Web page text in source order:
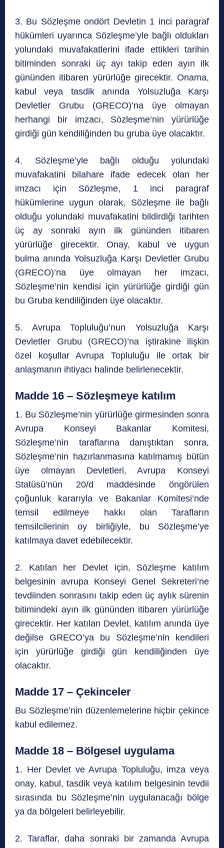
3. Bu Sözleşme ondört Devletin 1 inci paragraf
hükümleri uyarınca Sözleşme’yle bağlı oldukları
yolundaki muvafakatlerini ifade ettikleri tarihin
bitiminden sonraki üç ayı takip eden ayın ilk
gününden itibaren yürürlüğe girecektir. Onama,
kabul veya tasdik anında Yolsuzluğa Karşı
Devletler Grubu (GRECO)’na üye olmayan
herhangi bir imzacı, Sözleşme’nin yürürlüğe
girdiği gün kendiliğinden bu gruba üye olacaktır.
4. Sözleşme’yle bağlı olduğu yolundaki
muvafakatini bilahare ifade edecek olan her
imzacı için Sözleşme, 1 inci paragraf
hükümlerine uygun olarak, Sözleşme ile bağlı
olduğu yolundaki muvafakatini bildirdiği tarihten
üç ay sonraki ayın ilk gününden itibaren
yürürlüğe girecektir. Onay, kabul ve uygun
bulma anında Yolsuzluğa Karşı Devletler Grubu
(GRECO)’na üye olmayan her imzacı,
Sözleşme’nin kendisi için yürürlüğe girdiği gün
bu Gruba kendiliğinden üye olacaktır.
5. Avrupa Topluluğu’nun Yolsuzluğa Karşı
Devletler Grubu (GRECO)’na iştirakine ilişkin
özel koşullar Avrupa Topluluğu ile ortak bir
anlaşmanın ihtiyacı halinde belirlenecektir.
Madde 16 – Sözleşmeye katılım
1. Bu Sözleşme’nin yürürlüğe girmesinden sonra
Avrupa Konseyi Bakanlar Komitesi,
Sözleşme’nin taraflarına danıştıktan sonra,
Sözleşme’nin hazırlanmasına katılmamış bütün
üye olmayan Devletleri, Avrupa Konseyi
Statüsü’nün 20/d maddesinde öngörülen
çoğunluk kararıyla ve Bakanlar Komitesi’nde
temsil edilmeye hakkı olan Tarafların
temsilcilerinin oy birliğiyle, bu Sözleşme’ye
katılmaya davet edebilecektir.
2. Katılan her Devlet için, Sözleşme katılım
belgesinin avrupa Konseyi Genel Sekreteri’ne
tevdiinden sonrasını takip eden üç aylık sürenin
bitimindeki ayın ilk gününden itibaren yürürlüğe
girecektir. Her katılan Devlet, katılım anında üye
değilse GRECO’ya bu Sözleşme’nin kendileri
için yürürlüğe girdiği gün kendiliğinden üye
olacaktır.
Madde 17 – Çekinceler
Bu Sözleşme’nin düzenlemelerine hiçbir çekince
kabul edilemez.
Madde 18 – Bölgesel uygulama
1. Her Devlet ve Avrupa Topluluğu, imza veya
onay, kabul, tasdik veya katılım belgesinin tevdii
sırasında bu Sözleşme’nin uygulanacağı bölge
ya da bölgeleri belirleyebilir.
2. Taraflar, daha sonraki bir zamanda Avrupa